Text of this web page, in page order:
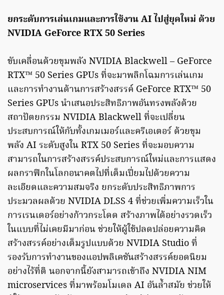
ยกระดับการเล่นเกมและการใช้งานAI ไปสู่ยุคใหม่ ด้วย
NVIDIA GeForce RTX 50 Series
ขับเคลื่อนด้วยขุมพลัง NVIDIA Blackwell – GeForce
RTX™ 50 Series GPUs ที่จะมาพลิกโฉมการเล่นเกม
และการทำงานด้านการสร้างสรรค์ GeForce RTX™ 50
Series GPUs นำเสนอประสิทธิภาพอันทรงพลังด้วย
สถาปัตยกรรม NVIDIA Blackwell ที่จะเปลี่ยน
ประสบการณ์ให้กับทั้งเกมเมอร์และครีเอเตอร์ ด้วยขุม
พลัง AI ระดับสูงใน RTX 50 Series ที่จะมอบความ
สามารถในการสร้างสรรค์ประสบการณ์ใหม่และการแสดง
ผลกราฟิกในโลกอนาคตไปที่เต็มเปี่ยมไปด้วยความ
ละเอียดและความสมจริง ยกระดับประสิทธิภาพการ
ประมวลผลด้วย NVIDIA DLSS 4 ที่ช่วยเพิ่มความเร็วใน
การเรนเดอร์อย่างก้าวกระโดด สร้างภาพได้อย่างรวดเร็ว
ในแบบที่ไม่เคยมีมาก่อน ช่วยให้ผู้ใช้ปลดปล่อยความคิด
สร้างสรรค์อย่างเต็มรูปแบบด้วย NVIDIA Studio ที่
รองรับการทำงานของแอปพลิเคชันสร้างสรรค์ยอดนิยม
อย่างไร้ที่ติ นอกจากนี้ยังสามารถเข้าถึง NVIDIA NIM
microservices ที่มาพร้อมโมเดล AI อันล้ำสมัย ช่วยให้